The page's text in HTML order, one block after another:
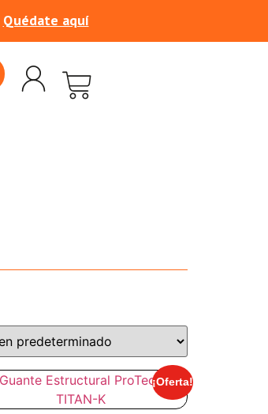
Quédate aquí
¡Oferta!